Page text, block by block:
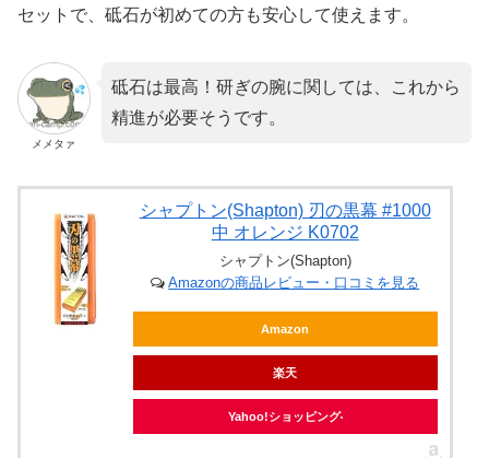
セットで、砥石が初めての方も安心して使えます。
メメタァ
砥石は最高！研ぎの腕に関しては、これから
精進が必要そうです。
シャプトン(Shapton) 刃の黒幕 #1000
中 オレンジ K0702
シャプトン(Shapton)
Amazonの商品レビュー・口コミを見る
Amazon
楽天
Yahoo!ショッピング